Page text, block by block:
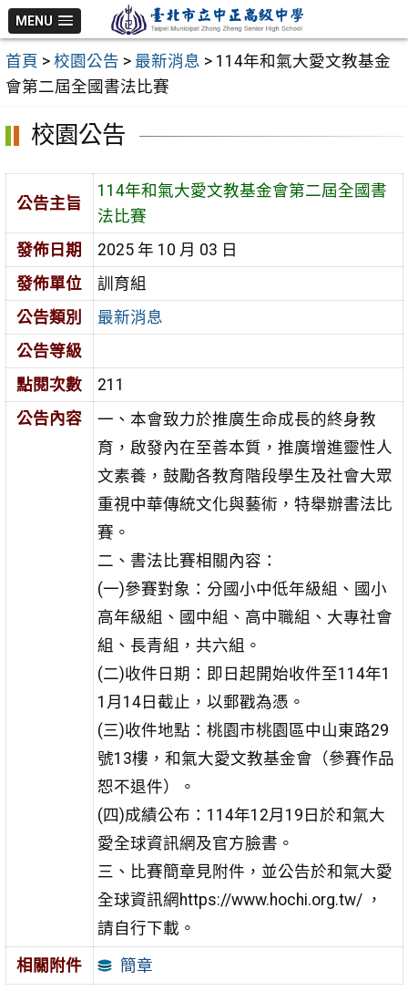
跳
至
主
要
MENU
首頁 > 校園公告 > 最新消息 > 114年和氣大愛文教基金
會第二屆全國書法比賽
校園公告
公告主旨
114年和氣大愛文教基金會第二屆全國書
法比賽
發佈日期
2025 年 10 月 03 日
發佈單位
訓育組
公告類別
最新消息
公告等級
點閱次數
211
公告內容
一、本會致力於推廣生命成長的終身教
育，啟發內在至善本質，推廣增進靈性人
文素養，鼓勵各教育階段學生及社會大眾
重視中華傳統文化與藝術，特舉辦書法比
賽。
二、書法比賽相關內容：
(一)參賽對象：分國小中低年級組、國小
高年級組、國中組、高中職組、大專社會
組、長青組，共六組。
(二)收件日期：即日起開始收件至114年1
1月14日截止，以郵戳為憑。
(三)收件地點：桃園市桃園區中山東路29
號13樓，和氣大愛文教基金會（參賽作品
恕不退件）。
(四)成績公布：114年12月19日於和氣大
愛全球資訊網及官方臉書。
三、比賽簡章見附件，並公告於和氣大愛
全球資訊網https://www.hochi.org.tw/ ，
請自行下載。
相關附件 簡章